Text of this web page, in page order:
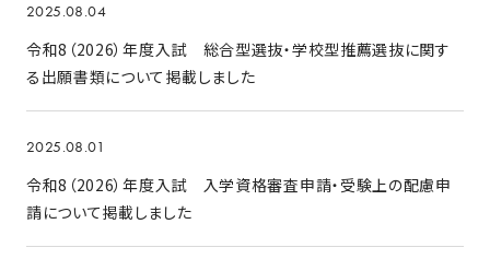
2025.08.04
令和8（2026）年度入試 総合型選抜・学校型推薦選抜に関す
る出願書類について掲載しました
2025.08.01
令和8（2026）年度入試 入学資格審査申請・受験上の配慮申
請について掲載しました